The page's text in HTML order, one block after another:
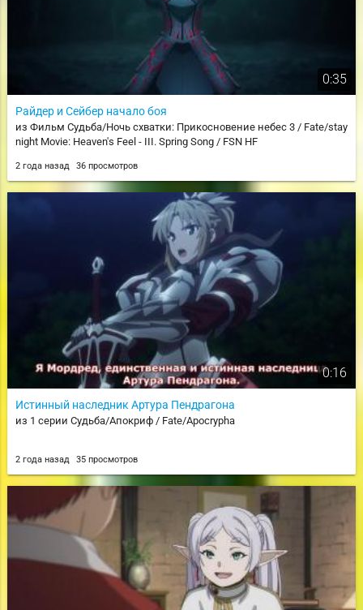
0:35
Райдер и Сейбер начало боя
из Фильм Судьба/Ночь схватки: Прикосновение небес 3 / Fate/stay
night Movie: Heaven's Feel - III. Spring Song / FSN HF
2 года назад 36 просмотров
0:16
Истинный наследник Артура Пендрагона
из 1 серии Судьба/Апокриф / Fate/Apocrypha
2 года назад 35 просмотров